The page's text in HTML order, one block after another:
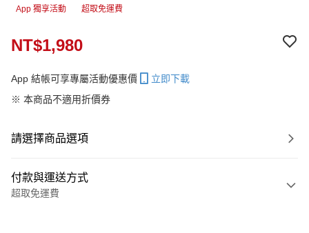
App 獨享活動 超取免運費
NT$1,980
App 結帳可享專屬活動優惠價
立即下載
※ 本商品不適用折價券
請選擇商品選項
付款與運送方式
超取免運費